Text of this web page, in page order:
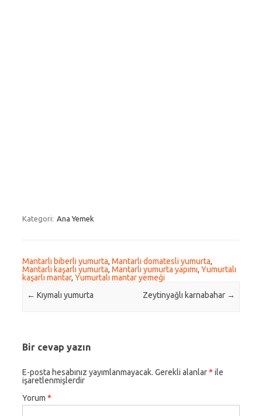
Kategori: Ana Yemek
Mantarlı biberli yumurta, Mantarlı domatesli yumurta,
Mantarlı kaşarlı yumurta, Mantarlı yumurta yapımı, Yumurtalı
kaşarlı mantar, Yumurtalı mantar yemeği
Post navigation
← Kıymalı yumurta Zeytinyağlı karnabahar →
Bir cevap yazın
E-posta hesabınız yayımlanmayacak. Gerekli alanlar* ile
işaretlenmişlerdir
Yorum *